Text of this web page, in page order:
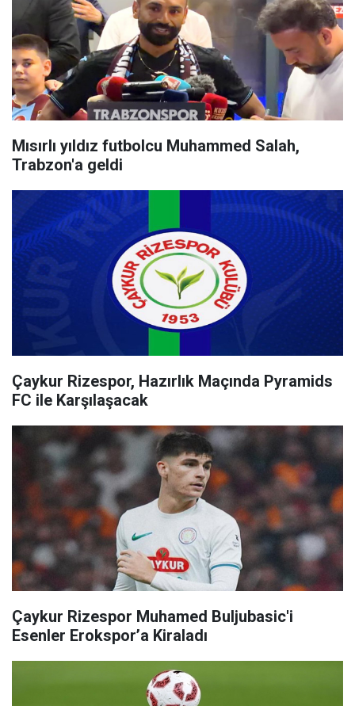
Mısırlı yıldız futbolcu Muhammed Salah,
Trabzon'a geldi
Çaykur Rizespor, Hazırlık Maçında Pyramids
FC ile Karşılaşacak
Çaykur Rizespor Muhamed Buljubasic'i
Esenler Erokspor’a Kiraladı